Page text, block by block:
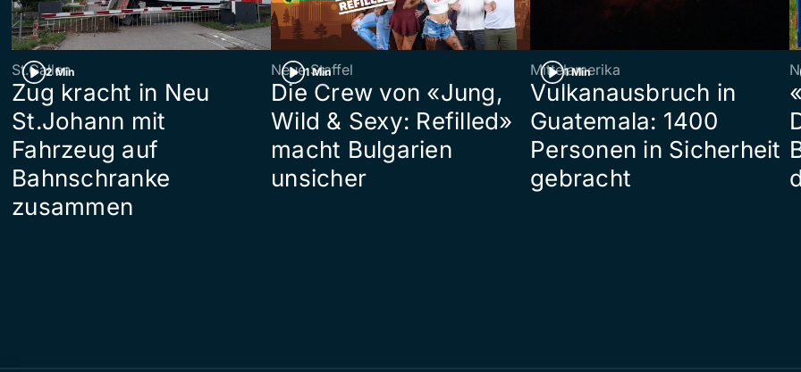
2 Min
St.Gallen
Zug kracht in Neu
St.Johann mit
Fahrzeug auf
Bahnschranke
zusammen
1 Min
Neue Staffel
Die Crew von «Jung,
Wild & Sexy: Refilled»
macht Bulgarien
unsicher
1 Min
Mittelamerika
Vulkanausbruch in
Guatemala: 1400
Personen in Sicherheit
gebracht